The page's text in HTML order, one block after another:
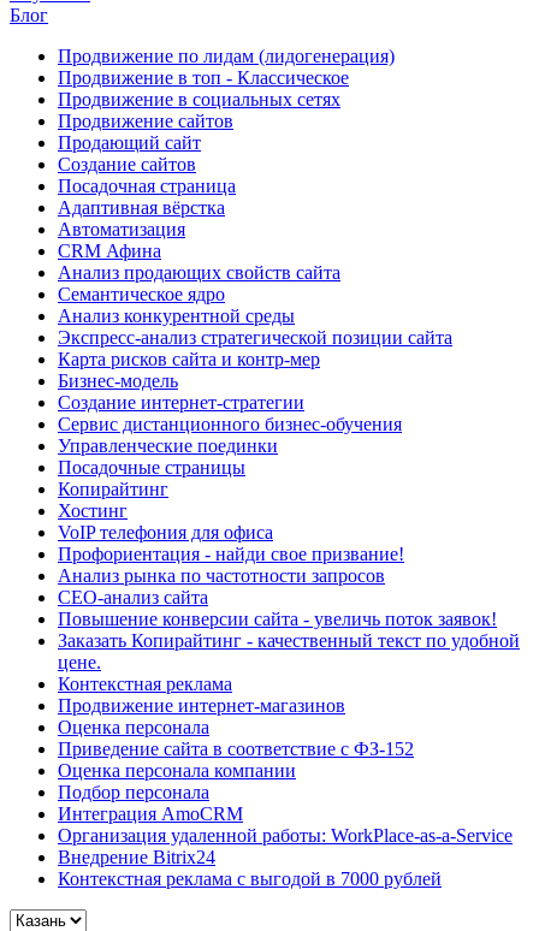
Блог
Продвижение по лидам (лидогенерация)
Продвижение в топ - Классическое
Продвижение в социальных сетях
Продвижение сайтов
Продающий сайт
Создание сайтов
Посадочная страница
Адаптивная вёрстка
Автоматизация
CRM Афина
Анализ продающих свойств сайта
Семантическое ядро
Анализ конкурентной среды
Экспресс-анализ стратегической позиции сайта
Карта рисков сайта и контр-мер
Бизнес-модель
Создание интернет-стратегии
Сервис дистанционного бизнес-обучения
Управленческие поединки
Посадочные страницы
Копирайтинг
Хостинг
VoIP телефония для офиса
Профориентация - найди свое призвание!
Анализ рынка по частотности запросов
СЕО-анализ сайта
Повышение конверсии сайта - увеличь поток заявок!
Заказать Копирайтинг - качественный текст по удобной
цене.
Контекстная реклама
Продвижение интернет-магазинов
Оценка персонала
Приведение сайта в соответствие с ФЗ-152
Оценка персонала компании
Подбор персонала
Интеграция AmoCRM
Организация удаленной работы: WorkPlace-as-a-Service
Внедрение Bitrix24
Контекстная реклама с выгодой в 7000 рублей